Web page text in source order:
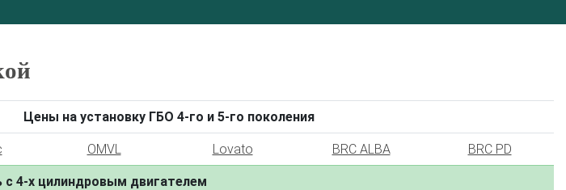
Цены на установку ГБО 4-го и 5-го поколения
OMVL Lovato BRC ALBA BRC PD
4-х цилиндровым двигателем